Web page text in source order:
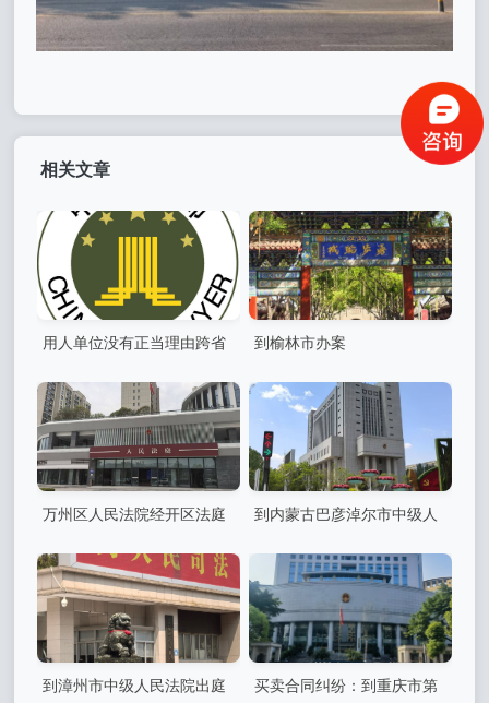
相关文章
用人单位没有正当理由跨省
单位以此为由解除劳动合同应
当支付赔偿金
到榆林市办案
万州区人民法院经开区法庭
到内蒙古巴彦淖尔市中级人
到漳州市中级人民法院出庭
买卖合同纠纷：到重庆市第